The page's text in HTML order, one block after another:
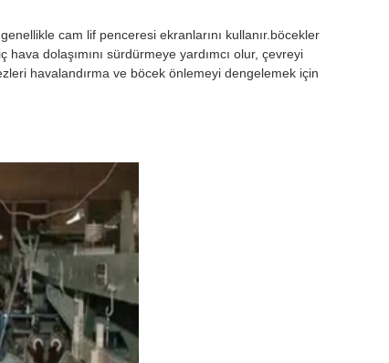
cam lif penceresi ekranlarını kullanır.böcekler
dolaşımını sürdürmeye yardımcı olur, çevreyi
havalandırma ve böcek önlemeyi dengelemek için